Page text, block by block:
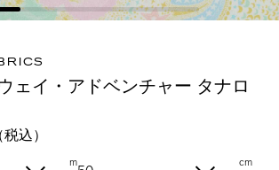
ェイ・アドベンチャー タナロ
込）
m cm